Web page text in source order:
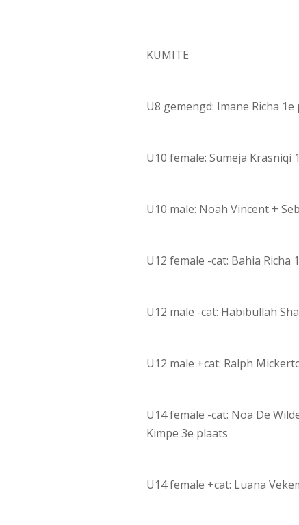
KUMITE
U8 gemengd: Imane Richa 1e
U10 female: Sumeja Krasniqi
U10 male: Noah Vincent +
U12 female -cat: Bahia Richa
U12 male -cat: Habibullah
U12 male +cat: Ralph
U14 female -cat: Noa De
Kimpe 3e plaats
U14 female +cat: Luana